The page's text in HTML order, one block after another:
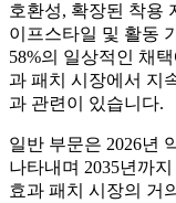
호환성, 확장된 착용
이프스타일 및 활동
58%의 일상적인 채
과 패치 시장에서 지
과 관련이 있습니다.
일반 부문은 2026년
나타내며 2035년까
효과 패치 시장의 거